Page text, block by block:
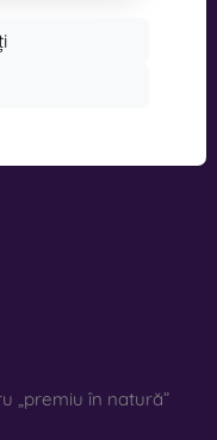
„premiu în natură”